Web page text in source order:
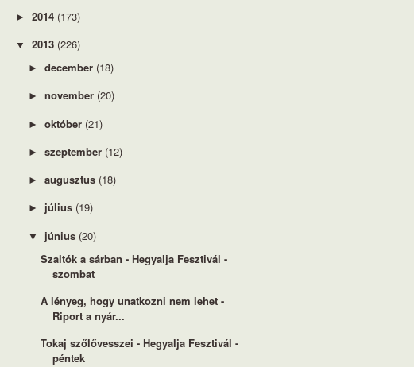
► 2014 (173)
▼ 2013 (226)
► december (18)
► november (20)
► október (21)
► szeptember (12)
► augusztus (18)
► július (19)
▼ június (20)
Szaltók a sárban - Hegyalja Fesztivál -
szombat
A lényeg, hogy unatkozni nem lehet -
Riport a nyár...
Tokaj szőlővesszei - Hegyalja Fesztivál -
péntek